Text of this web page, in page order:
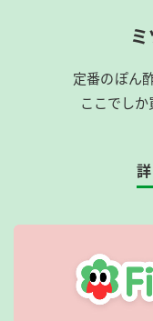
定番のぽん
ここでし